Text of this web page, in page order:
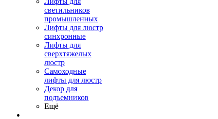
светильников
промышленных
Лифты для люстр
синхронные
Лифты для
сверхтяжелых
люстр
Самоходные
лифты для люстр
Декор для
подъемников
Ещё